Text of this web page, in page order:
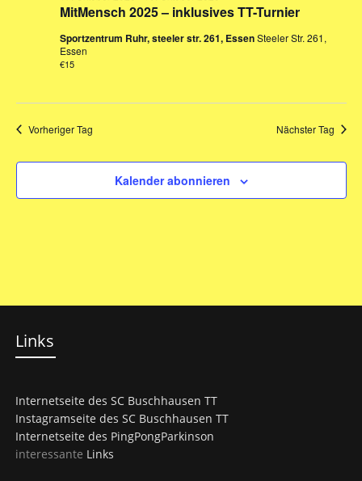
Oktober
2025
MitMensch 2025 – inklusives TT-Turnier
Sportzentrum Ruhr, steeler str. 261, EssenSteeler Str. 261,
Essen
€15
Vorheriger Tag Nächster Tag
Kalender abonnieren
Links
Internetseite des SC Buschhausen TT
Instagramseite des SC Buschhausen TT
Internetseite des PingPongParkinson
interessante Links